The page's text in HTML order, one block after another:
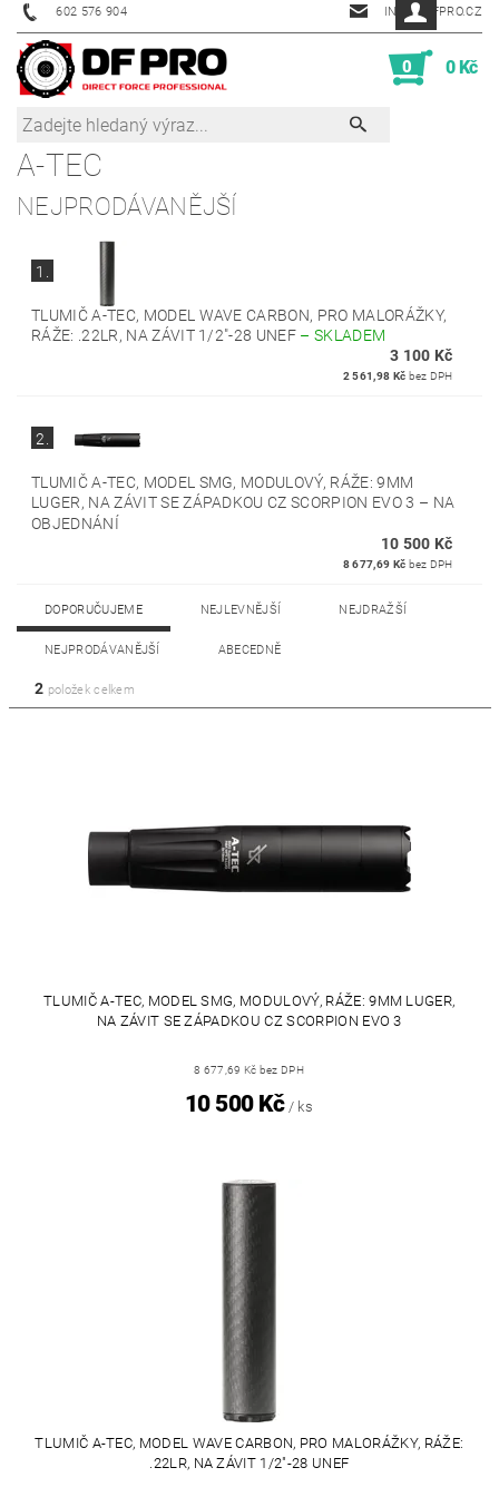
602 576 904 INFO@DFPRO.CZ
0 0 Kč
A-TEC
NEJPRODÁVANĚJŠÍ
1.
TLUMIČ A-TEC, MODEL WAVE CARBON, PRO MALORÁŽKY,
RÁŽE: .22LR, NA ZÁVIT 1/2"-28 UNEF – SKLADEM
3 100 Kč
2 561,98 Kč bez DPH
2.
TLUMIČ A-TEC, MODEL SMG, MODULOVÝ, RÁŽE: 9MM
LUGER, NA ZÁVIT SE ZÁPADKOU CZ SCORPION EVO 3 – NA
OBJEDNÁNÍ
10 500 Kč
8 677,69 Kč bez DPH
DOPORUČUJEME NEJLEVNĚJŠÍ NEJDRAŽŠÍ
NEJPRODÁVANĚJŠÍ ABECEDNĚ
2 položek celkem
TLUMIČ A-TEC, MODEL SMG, MODULOVÝ, RÁŽE: 9MM LUGER,
NA ZÁVIT SE ZÁPADKOU CZ SCORPION EVO 3
8 677,69 Kč bez DPH
10 500 Kč / ks
TLUMIČ A-TEC, MODEL WAVE CARBON, PRO MALORÁŽKY, RÁŽE:
.22LR, NA ZÁVIT 1/2"-28 UNEF